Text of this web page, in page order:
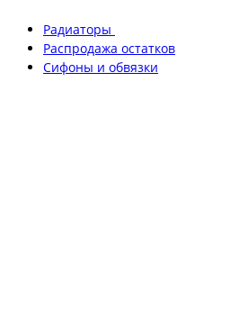
Радиаторы
Распродажа остатков
Сифоны и обвязки